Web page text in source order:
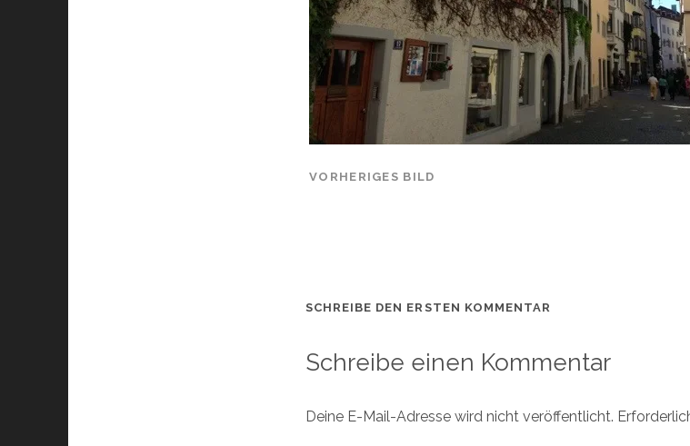
VORHERIGES BILD
SCHREIBE DEN ERSTEN KOMMENTAR
Schreibe einen Kommentar
Deine E-Mail-Adresse wird nicht veröffentlicht.